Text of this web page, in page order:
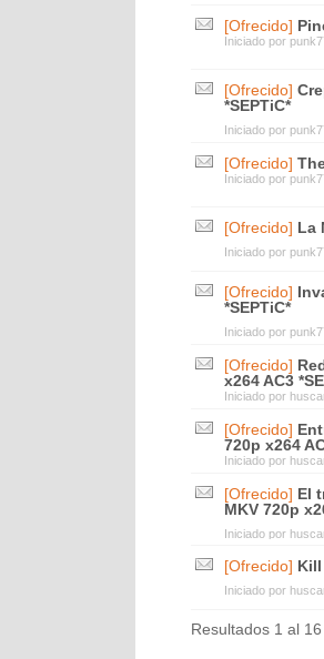
[Ofrecido]
Iniciado por
[Ofrecido]
*SEPTiC*
Iniciado por
[Ofrecido]
Iniciado por
[Ofrecido] La
Iniciado por
[Ofrecido]
*SEPTiC*
Iniciado por
[Ofrecido]
x264 AC3
Iniciado por
[Ofrecido]
720p x264
Iniciado por
[Ofrecido] El
MKV 720p
Iniciado por
[Ofrecido] Kill
Iniciado por
Resultados 1 al